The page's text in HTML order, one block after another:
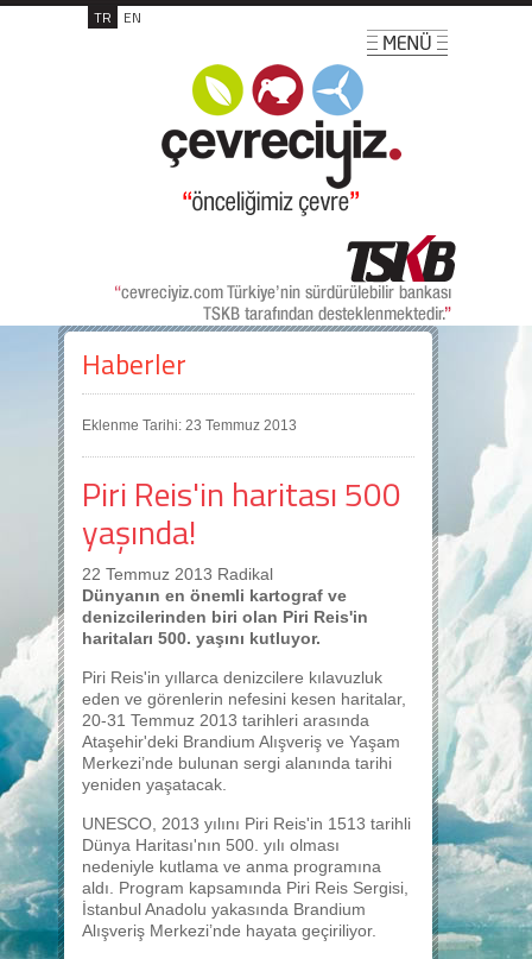
TR EN
Haberler
Eklenme Tarihi: 23 Temmuz 2013
Piri Reis'in haritası 500
yaşında!
22 Temmuz 2013 Radikal
Dünyanın en önemli kartograf ve
denizcilerinden biri olan Piri Reis'in
haritaları 500. yaşını kutluyor.
Piri Reis'in yıllarca denizcilere kılavuzluk
eden ve görenlerin nefesini kesen haritalar,
20-31 Temmuz 2013 tarihleri arasında
Ataşehir'deki Brandium Alışveriş ve Yaşam
Merkezi’nde bulunan sergi alanında tarihi
yeniden yaşatacak.
UNESCO, 2013 yılını Piri Reis'in 1513 tarihli
Dünya Haritası'nın 500. yılı olması
nedeniyle kutlama ve anma programına
aldı. Program kapsamında Piri Reis Sergisi,
İstanbul Anadolu yakasında Brandium
Alışveriş Merkezi’nde hayata geçiriliyor.